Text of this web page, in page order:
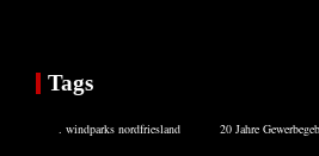
Tags
. windparks nordfriesland 20 Jahre